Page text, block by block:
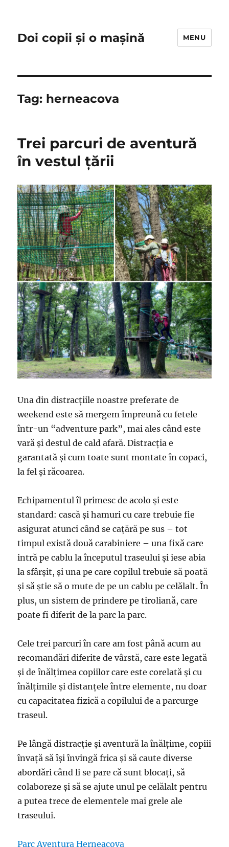
Doi copii și o mașină MENU
Tag: herneacova
Trei parcuri de aventură
în vestul țării
Una din distracțiile noastre preferate de
weekend este să mergem împreună cu fetele
într-un “adventure park”, mai ales când este
vară și destul de cald afară. Distracția e
garantată și cum toate sunt montate în copaci,
la fel și răcoarea.
Echipamentul îl primesc de acolo și este
standard: cască și hamuri cu care trebuie fie
asigurat atunci când se cațără pe sus – tot
timpul există două carabiniere – una fixă care
intră pe cablu la începutul traseului și iese abia
la sfârșit, și una pe care copilul trebuie să poată
și să știe să o mute de pe un cablu pe celălalt. În
plus, un sistem de prindere pe tiroliană, care
poate fi diferit de la parc la parc.
Cele trei parcuri în care am fost până acum au
recomandări diferite de vârstă, care este legată
și de înălțimea copiilor care este corelată și cu
înălțimile și distanțele între elemente, nu doar
cu capacitatea fizică a copilului de a parcurge
traseul.
Pe lângă distracție și aventură la înălțime, copiii
învață să își învingă frica și să caute diverse
abordări când li se pare că sunt blocați, să
colaboreze și să se ajute unul pe celălalt pentru
a putea trece de elementele mai grele ale
traseului.
Parc Aventura Herneacova